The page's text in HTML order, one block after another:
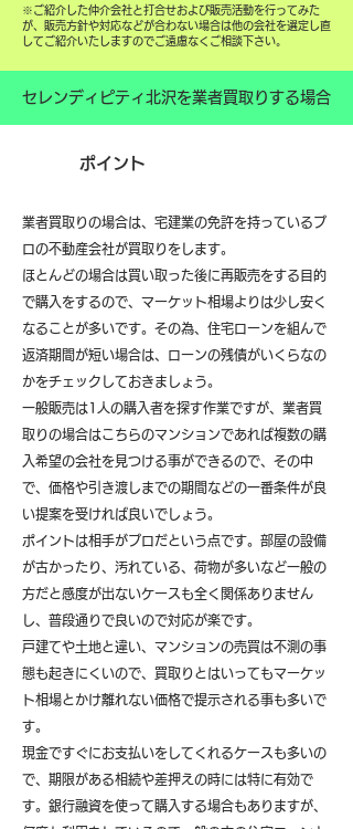
​※ご紹介した仲介会社と打合せおよび販売活動を行ってみた
が、販売方針や対応などが合わない場合は他の会社を選定し直
してご紹介いたしますのでご遠慮なくご相談下さい。
セレンディピティ北沢を業者買取りする場合
ポイント
業者買取りの場合は、宅建業の免許を持っているプ
ロの不動産会社が買取りをします。
ほとんどの場合は買い取った後に再販売をする目的
で購入をするので、マーケット相場よりは少し安く
なることが多いです。その為、住宅ローンを組んで
返済期間が短い場合は、ローンの残債がいくらなの
かをチェックしておきましょう。
一般販売は1人の購入者を探す作業ですが、業者買
取りの場合はこちらのマンションであれば複数の購
入希望の会社を見つける事ができるので、その中
で、価格や引き渡しまでの期間などの一番条件が良
い提案を受ければ良いでしょう。
ポイントは相手がプロだという点です。部屋の設備
が古かったり、汚れている、荷物が多いなど一般の
方だと感度が出ないケースも全く関係ありません
し、普段通りで良いので対応が楽です。
戸建てや土地と違い、マンションの売買は不測の事
態も起きにくいので、買取りとはいってもマーケッ
ト相場とかけ離れない価格で提示される事も多いで
す。
現金ですぐにお支払いをしてくれるケースも多いの
で、期限がある相続や差押えの時には特に有効で
す。銀行融資を使って購入する場合もありますが、